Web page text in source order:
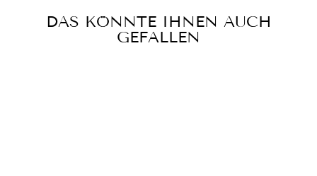
DAS KÖNNTE IHNEN AUCH
GEFALLEN